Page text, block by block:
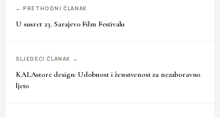
← PRETHODNI ČLANAK
U susret 23. Sarajevo Film Festivalu
SLJEDEĆI ČLANAK →
KALAstore design: Udobnost i ženstvenost za nezaboravno
ljeto